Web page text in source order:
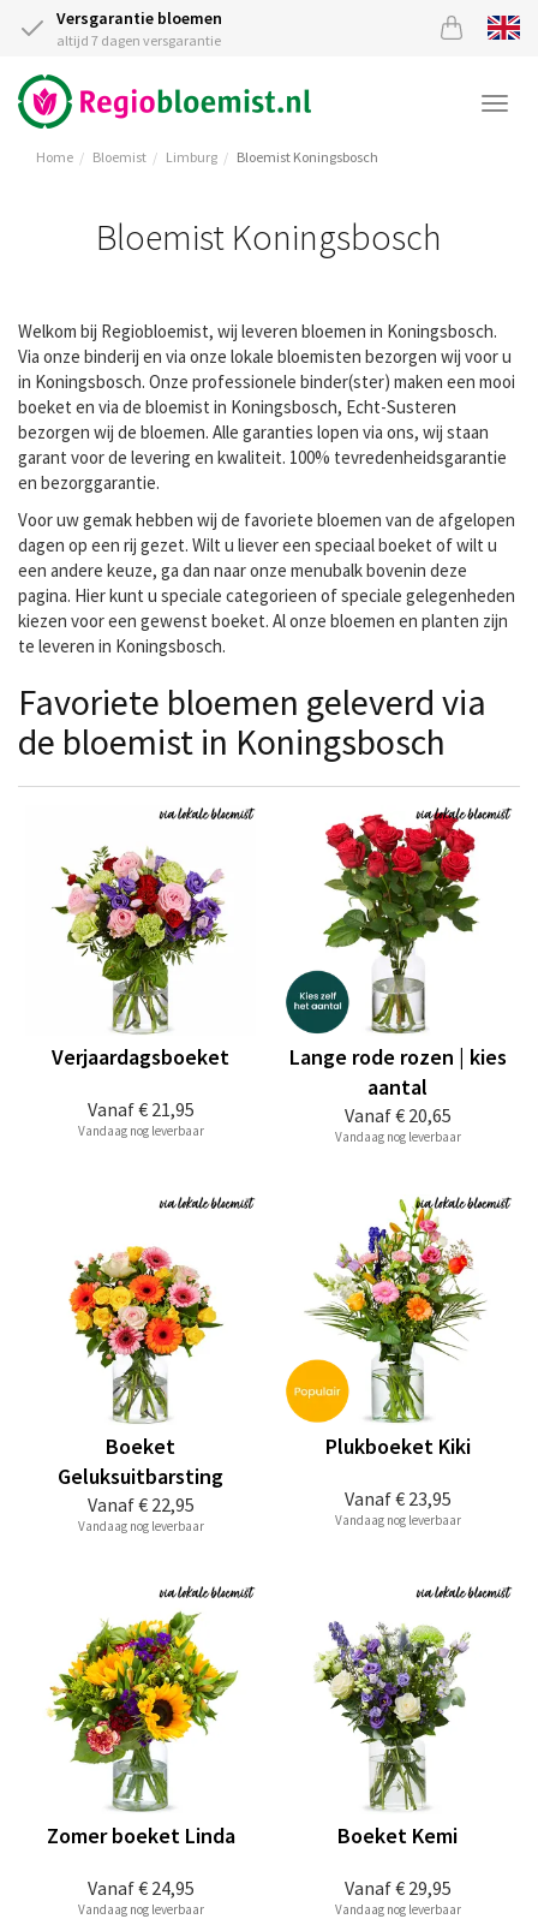
Versgarantie bloemen
altijd 7 dagen versgarantie
Home Bloemist Limburg Bloemist Koningsbosch
Bloemist Koningsbosch
Welkom bij Regiobloemist, wij leveren bloemen in Koningsbosch.
Via onze binderij en via onze lokale bloemisten bezorgen wij voor u
in Koningsbosch. Onze professionele binder(ster) maken een mooi
boeket en via de bloemist in Koningsbosch, Echt-Susteren
bezorgen wij de bloemen. Alle garanties lopen via ons, wij staan
garant voor de levering en kwaliteit. 100% tevredenheidsgarantie
en bezorggarantie.
Voor uw gemak hebben wij de favoriete bloemen van de afgelopen
dagen op een rij gezet. Wilt u liever een speciaal boeket of wilt u
een andere keuze, ga dan naar onze menubalk bovenin deze
pagina. Hier kunt u speciale categorieen of speciale gelegenheden
kiezen voor een gewenst boeket. Al onze bloemen en planten zijn
te leveren in Koningsbosch.
Favoriete bloemen geleverd via
de bloemist in Koningsbosch
Vanaf€ 21,95
Verjaardagsboeket
Vandaag nog leverbaar
Vanaf€ 20,65
Lange rode rozen | kies
aantal
Vandaag nog leverbaar
Vanaf€ 22,95
Boeket
Geluksuitbarsting
Vandaag nog leverbaar
Vanaf€ 23,95
Plukboeket Kiki
Vandaag nog leverbaar
Vanaf€ 24,95
Zomer boeket Linda
Vandaag nog leverbaar
Vanaf€ 29,95
Boeket Kemi
Vandaag nog leverbaar